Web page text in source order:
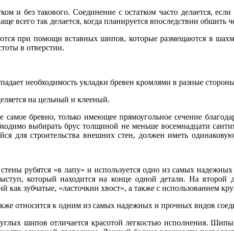
и без такового. Соединение с остатком часто делается,
всего так делается, когда планируется впоследствии
при помощи вставных шипов, которые размещаются в
в отверстии.
необходимость укладки бревен кромлями в разные
на цельный и клееный.
бревно, только имеющее прямоугольное сечение
выбирать брус толщиной не меньше восемнадцати
для строительства внешних стен, должен иметь
рубятся «в лапу» и используется одно из самых
который находится на конце одной детали. На второй
как зубчатые, «ласточкин хвост», а также с использованием
относится к одним из самых надежных и прочных видов
шипов отличается красотой легкостью исполнения.